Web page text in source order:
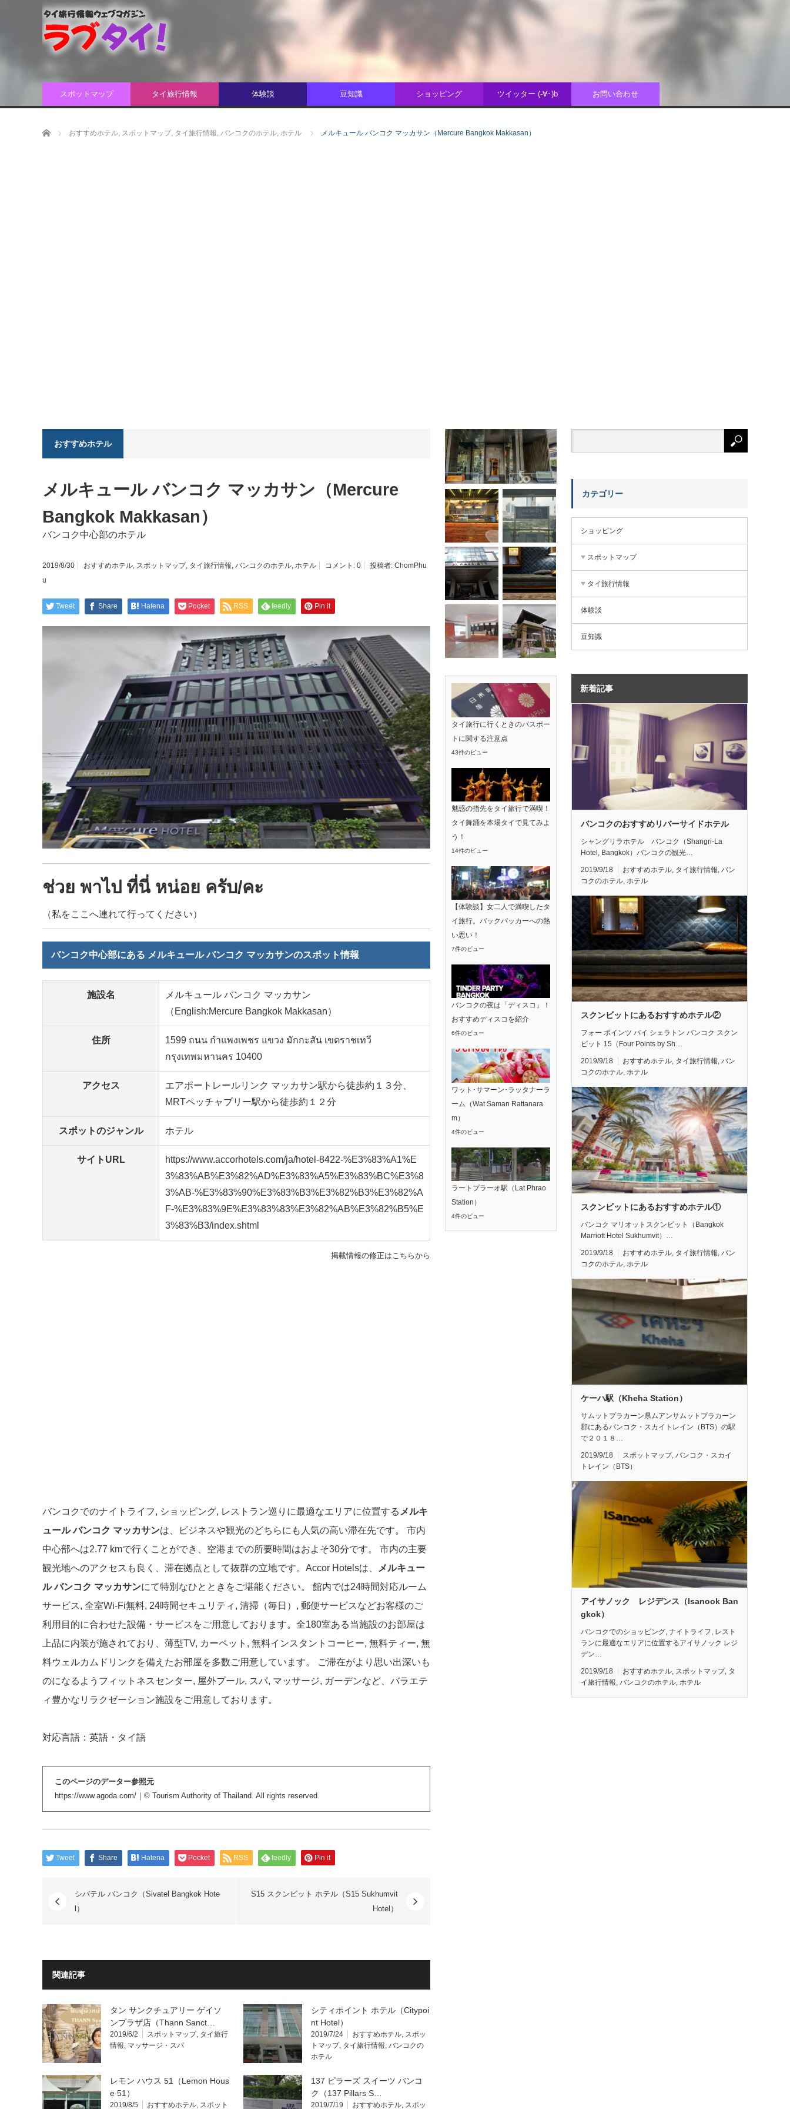
スポットマップ タイ旅行情報 体験談 豆知識 ショッピング ツイッター (-∀･)b お問い合わせ
ホーム おすすめホテル, スポットマップ, タイ旅行情報, バンコクのホテル, ホテル メルキュール バンコク マッカサン（Mercure Bangkok Makkasan）
おすすめホテル
メルキュール バンコク マッカサン（Mercure
Bangkok Makkasan）
バンコク中心部のホテル
2019/8/30 おすすめホテル, スポットマップ, タイ旅行情報, バンコクのホテル, ホテル コメント: 0 投稿者: ChomPhu
u
Tweet Share Hatena Pocket RSS feedly Pin it
ช่วย พาไป ที่นี่ หน่อย ครับ/คะ
（私をここへ連れて行ってください）
バンコク中心部にある メルキュール バンコク マッカサンのスポット情報
施設名
メルキュール バンコク マッカサン
（English:Mercure Bangkok Makkasan）
住所
1599 ถนน กำแพงเพชร แขวง มักกะสัน เขตราชเทวี
กรุงเทพมหานคร 10400
アクセス
エアポートレールリンク マッカサン駅から徒歩約１３分、
MRTペッチャブリー駅から徒歩約１２分
スポットのジャンル ホテル
サイトURL
https://www.accorhotels.com/ja/hotel-8422-%E3%83%A1%E
3%83%AB%E3%82%AD%E3%83%A5%E3%83%BC%E3%8
3%AB-%E3%83%90%E3%83%B3%E3%82%B3%E3%82%A
F-%E3%83%9E%E3%83%83%E3%82%AB%E3%82%B5%E
3%83%B3/index.shtml
掲載情報の修正はこちらから
バンコクでのナイトライフ, ショッピング, レストラン巡りに最適なエリアに位置する メルキ
ュール バンコク マッカサンは、ビジネスや観光のどちらにも人気の高い滞在先です。 市内
中心部へは2.77 kmで行くことができ、空港までの所要時間はおよそ30分です。 市内の主要
観光地へのアクセスも良く、滞在拠点として抜群の立地です。Accor Hotelsは、
メルキュー
ル バンコク マッカサンにて特別なひとときをご堪能ください。 館内では24時間対応ルーム
サービス, 全室Wi-Fi無料, 24時間セキュリティ, 清掃（毎日）, 郵便サービスなどお客様のご
利用目的に合わせた設備・サービスをご用意しております。全180室ある当施設のお部屋は
上品に内装が施されており、薄型TV, カーペット, 無料インスタントコーヒー, 無料ティー, 無
料ウェルカムドリンクを備えたお部屋を多数ご用意しています。 ご滞在がより思い出深いも
のになるようフィットネスセンター, 屋外プール, スパ, マッサージ, ガーデンなど、バラエテ
ィ豊かなリラクゼーション施設をご用意しております。
対応言語：英語・タイ語
このページのデーター参照元
https://www.agoda.com/ ｜© Tourism Authority of Thailand. All rights reserved.
Tweet Share Hatena Pocket RSS feedly Pin it
シバテル バンコク（Sivatel Bangkok Hote
l）
S15 スクンビット ホテル（S15 Sukhumvit
Hotel）
関連記事
タン サンクチュアリー ゲイソ
ンプラザ店（Thann Sanct…
2019/6/2 スポットマップ, タイ旅行
情報, マッサージ・スパ
シティポイント ホテル（Citypoi
nt Hotel）
2019/7/24 おすすめホテル, スポッ
トマップ, タイ旅行情報, バンコクの
ホテル
レモン ハウス 51（Lemon Hous
e 51）
2019/8/5 おすすめホテル, スポット
137 ピラーズ スイーツ バンコ
ク（137 Pillars S…
2019/7/19 おすすめホテル, スポッ
タイ旅行に行くときのパスポー
トに関する注意点
43件のビュー
魅惑の指先をタイ旅行で満喫！
タイ舞踊を本場タイで見てみよ
う！
14件のビュー
【体験談】女二人で満喫したタ
イ旅行。バックパッカーへの熱
い思い！
7件のビュー
バンコクの夜は「ディスコ」！
おすすめディスコを紹介
6件のビュー
ワット･サマーン･ラッタナーラ
ーム（Wat Saman Rattanara
m）
4件のビュー
ラートプラーオ駅（Lat Phrao
Station）
4件のビュー
カテゴリー
ショッピング
スポットマップ
タイ旅行情報
体験談
豆知識
新着記事
バンコクのおすすめリバーサイドホテル
シャングリラホテル バンコク（Shangri-La
Hotel, Bangkok）バンコクの観光…
2019/9/18 おすすめホテル タイ旅行情報 バン
コクのホテル ホテル
スクンビットにあるおすすめホテル②
フォー ポインツ バイ シェラトン バンコク スクン
ビット 15（Four Points by Sh…
2019/9/18 おすすめホテル, タイ旅行情報, バン
コクのホテル, ホテル
スクンビットにあるおすすめホテル①
バンコク マリオットスクンビット（Bangkok
Marriott Hotel Sukhumvit）…
2019/9/18 おすすめホテル タイ旅行情報 バン
コクのホテル ホテル
ケーハ駅（Kheha Station）
サムットプラカーン県ムアンサムットプラカーン
郡にあるバンコク・スカイトレイン（BTS）の駅
で２０１８…
2019/9/18 スポットマップ, バンコク・スカイ
トレイン（BTS）
アイサノック レジデンス（Isanook Ban
gkok）
バンコクでのショッピング, ナイトライフ, レスト
ランに最適なエリアに位置するアイサノック レジ
デン…
2019/9/18 おすすめホテル, スポットマップ, タ
イ旅行情報, バンコクのホテル, ホテル